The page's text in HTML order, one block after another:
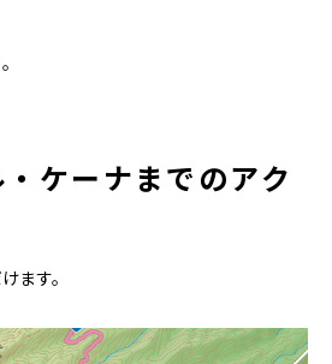
ケーナまでのアク
ます。